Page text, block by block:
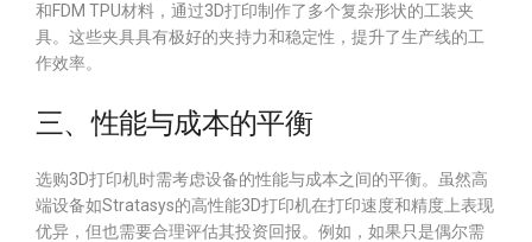
和FDM TPU材料，通过3D打印制作了多个复杂形状的工装夹
具。这些夹具具有极好的夹持力和稳定性，提升了生产线的工
作效率。
三、性能与成本的平衡
选购3D打印机时需考虑设备的性能与成本之间的平衡。虽然高
端设备如Stratasys的高性能3D打印机在打印速度和精度上表现
优异，但也需要合理评估其投资回报。例如，如果只是偶尔需